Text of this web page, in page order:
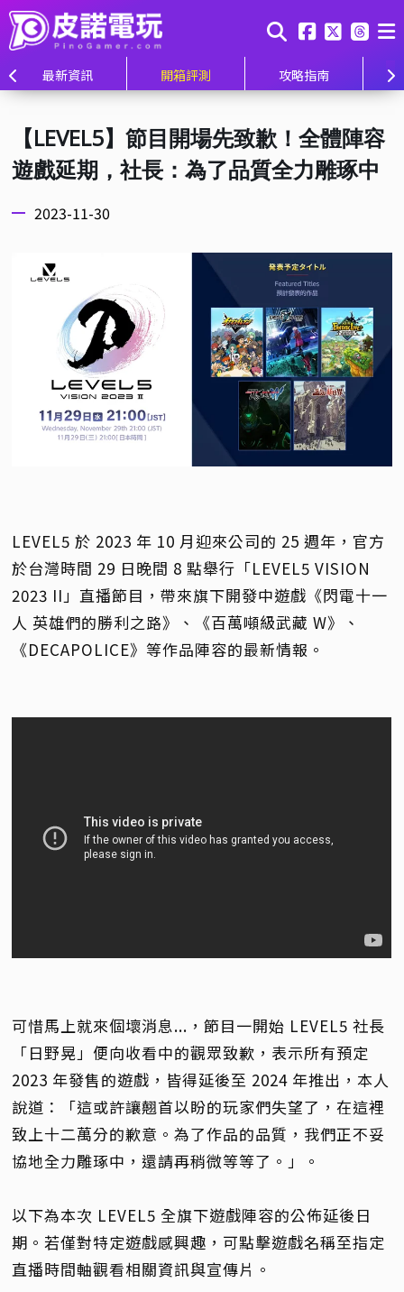
最新資訊 開箱評測 攻略指南
【LEVEL5】節目開場先致歉！全體陣容
遊戲延期，社長：為了品質全力雕琢中
2023-11-30
LEVEL5 於 2023 年 10 月迎來公司的 25 週年，官方
於台灣時間 29 日晚間 8 點舉行「LEVEL5 VISION
2023 II」直播節目，帶來旗下開發中遊戲《閃電十一
人 英雄們的勝利之路》、《百萬噸級武藏 W》、
《DECAPOLICE》等作品陣容的最新情報。
可惜馬上就來個壞消息...，節目一開始 LEVEL5 社長
「日野晃」便向收看中的觀眾致歉，表示所有預定
2023 年發售的遊戲，皆得延後至 2024 年推出，本人
說道：「這或許讓翹首以盼的玩家們失望了，在這裡
致上十二萬分的歉意。為了作品的品質，我們正不妥
協地全力雕琢中，還請再稍微等等了。」。
以下為本次 LEVEL5 全旗下遊戲陣容的公佈延後日
期。若僅對特定遊戲感興趣，可點擊遊戲名稱至指定
直播時間軸觀看相關資訊與宣傳片。